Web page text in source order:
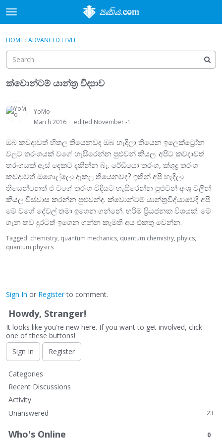
t
o
g
e
m
e
u
Activity
Sign In · Register
HOME› ADVANCED LEVEL
ක්වොන්ටම් යාන්ත්‍ර විද්‍යාව
YoMo
March 2016
edited November -1
ඔබ කවදාවත් හිතල තියෙනවද ඔබ හැදිලා තියෙන ඉලෙක්ට්‍රෝන
වලට තරංගයක් වගේ හැසිරෙන්න පුළුවන් කියල. අපිට කවදාවත්
තරංගයක් ඇස් දෙකට දකින්න බෑ. රේඩියො තරංග, ක්ශුද්‍ර තරංග
කවදාවත් ඔගොල්ලො දැකල තියෙනවද? ඉතින් අපි හැදිලා
තියෙන්නෙත් එ වගේ තරංග විදියට හැසිරෙන්න පුළුවන් අංශු වලින්
කියල විස්වාස කරන්න පුළුවන්ද. ක්වොන්ටම් යාන්ත්‍රවිද්යාවෙදි අපි
මේ වගේ දේවල් තමා ඉගෙන ගන්නේ. හරිම ප්‍රියජනක විශයක්. මේ
ගැන තව දුරටත් ඉගෙන ගන්න කැමති අය එකතු වෙන්න.
Tagged: chemistry quantum mechanics quantum chemistry phyics
quantum physics
Sign In or Registerto comment.
Howdy, Stranger!
It looks like you're new here. If you want to get involved, click
one of these buttons!
Sign In
Register
Q
u
c
k
Categories
Recent Discussions
Activity
Unanswered
23
Who's Online 0